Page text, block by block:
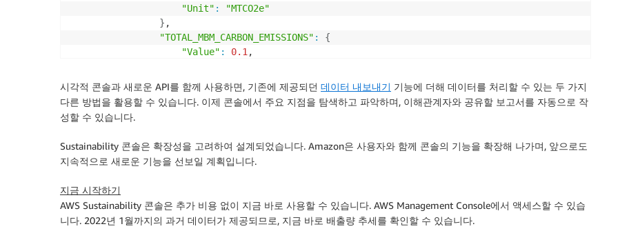
"Unit" :
"MTCO2e"
} ,
"TOTAL_MBM_CARBON_EMISSIONS" :
{
"Value" : 0.1 ,
}
}
..
.
시각적 콘솔과 새로운 API를 함께 사용하면, 기존에 제공되던 데이터 내보내기 기능에 더해 데이터를 처리할 수 있는 두 가지
다른 방법을 활용할 수 있습니다. 이제 콘솔에서 주요 지점을 탐색하고 파악하며, 이해관계자와 공유할 보고서를 자동으로 작
성할 수 있습니다.
Sustainability 콘솔은 확장성을 고려하여 설계되었습니다. Amazon은 사용자와 함께 콘솔의 기능을 확장해 나가며, 앞으로도
지속적으로 새로운 기능을 선보일 계획입니다.
지금 시작하기
AWS Sustainability 콘솔은 추가 비용 없이 지금 바로 사용할 수 있습니다. AWS Management Console에서 액세스할 수 있습
니다. 2022년 1월까지의 과거 데이터가 제공되므로, 지금 바로 배출량 추세를 확인할 수 있습니다.